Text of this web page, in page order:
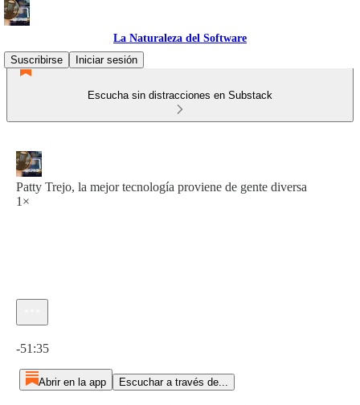
La Naturaleza del Software
Suscribirse
Iniciar sesión
Escucha sin distracciones en Substack
Patty Trejo, la mejor tecnología proviene de gente diversa
1×
-51:35
Abrir en la app Escuchar a través de...